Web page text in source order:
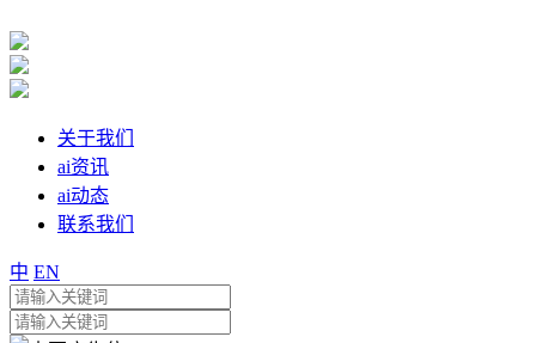
关于我们
ai资讯
ai动态
联系我们
中 EN